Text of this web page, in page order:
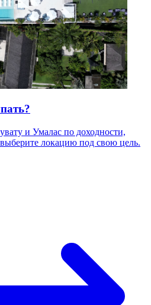
и Умалас по доходности,
локацию под свою цель.